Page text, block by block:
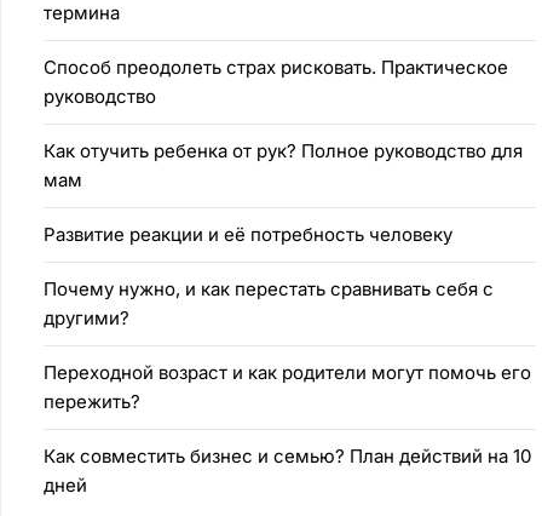
термина
Способ преодолеть страх рисковать. Практическое
руководство
Как отучить ребенка от рук? Полное руководство для
мам
Развитие реакции и её потребность человеку
Почему нужно, и как перестать сравнивать себя с
другими?
Переходной возраст и как родители могут помочь его
пережить?
Как совместить бизнес и семью? План действий на 10
дней